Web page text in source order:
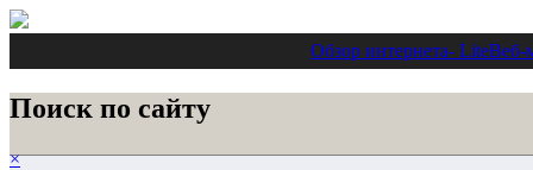
Обзор интернета- LiteВеб-
Поиск по сайту
×